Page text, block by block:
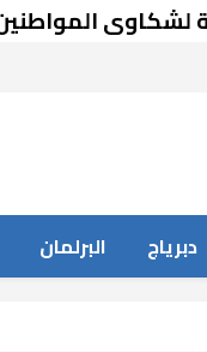
المواطنين
دبرياج البرلمان